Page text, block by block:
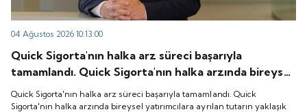
04 Ağustos 2026 10:13:00
Quick Sigorta'nın halka arz süreci başarıyla
tamamlandı. Quick Sigorta'nın halka arzında bireysel
yatırımcılara ayrılan tutarın yaklaşık 1,31 katı ve yurt
içi kurumsal yatırımcılara ayrılan tutarın ise 1,07 katı
Quick Sigorta'nın halka arz süreci başarıyla tamamlandı. Quick
Sigorta'nın halka arzında bireysel yatırımcılara ayrılan tutarın yaklaşık